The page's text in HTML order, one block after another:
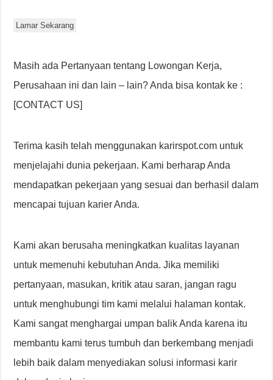
Lamar Sekarang
Masih ada Pertanyaan tentang Lowongan Kerja,
Perusahaan ini dan lain – lain? Anda bisa kontak ke :
[CONTACT US]
Terima kasih telah menggunakan karirspot.com untuk
menjelajahi dunia pekerjaan. Kami berharap Anda
mendapatkan pekerjaan yang sesuai dan berhasil dalam
mencapai tujuan karier Anda.
Kami akan berusaha meningkatkan kualitas layanan
untuk memenuhi kebutuhan Anda. Jika memiliki
pertanyaan, masukan, kritik atau saran, jangan ragu
untuk menghubungi tim kami melalui halaman kontak.
Kami sangat menghargai umpan balik Anda karena itu
membantu kami terus tumbuh dan berkembang menjadi
lebih baik dalam menyediakan solusi informasi karir